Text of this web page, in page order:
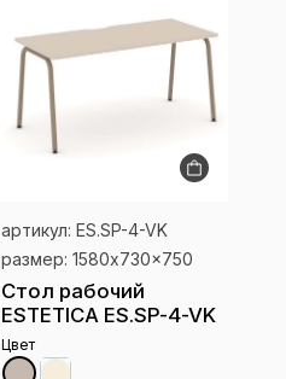
артикул: ES.SP-4-VK
размер: 1580x730x750
Стол рабочий
ESTETICA ES.SP-4-VK
Цвет